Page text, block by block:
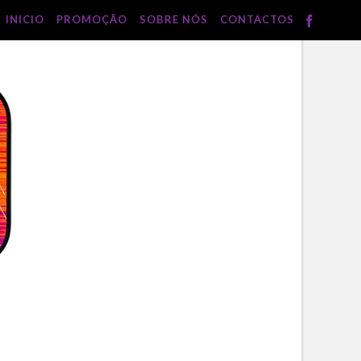
INICIO PROMOÇÃO SOBRE NÓS CONTACTOS